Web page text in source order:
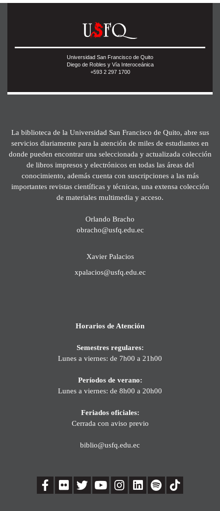
Universidad San Francisco de Quito
Diego de Robles y Vía Interoceánica
+593 2 297 1700
La biblioteca de la Universidad San Francisco de Quito, abre sus
servicios diariamente para la atención de miles de estudiantes en
donde pueden encontrar una seleccionada y actualizada colección
de libros impresos y electrónicos en todas las áreas del
conocimiento, además cuenta con suscripciones a las más
importantes revistas científicas y técnicas, una extensa colección
de materiales multimedia y acceso.
Orlando Bracho
obracho@usfq.edu.ec
Xavier Palacios
xpalacios@usfq.edu.ec
Horarios de Atención
Semestres regulares:
Lunes a viernes: de 7h00 a 21h00
Períodos de verano:
Lunes a viernes: de 8h00 a 20h00
Feriados oficiales:
Cerrada con aviso previo
biblio@usfq.edu.ec